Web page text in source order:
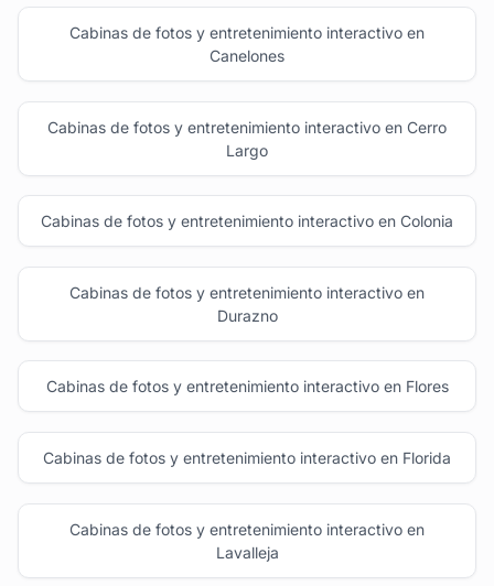
Cabinas de fotos y entretenimiento interactivo en
Canelones
Cabinas de fotos y entretenimiento interactivo en Cerro
Largo
Cabinas de fotos y entretenimiento interactivo en Colonia
Cabinas de fotos y entretenimiento interactivo en
Durazno
Cabinas de fotos y entretenimiento interactivo en Flores
Cabinas de fotos y entretenimiento interactivo en Florida
Cabinas de fotos y entretenimiento interactivo en
Lavalleja